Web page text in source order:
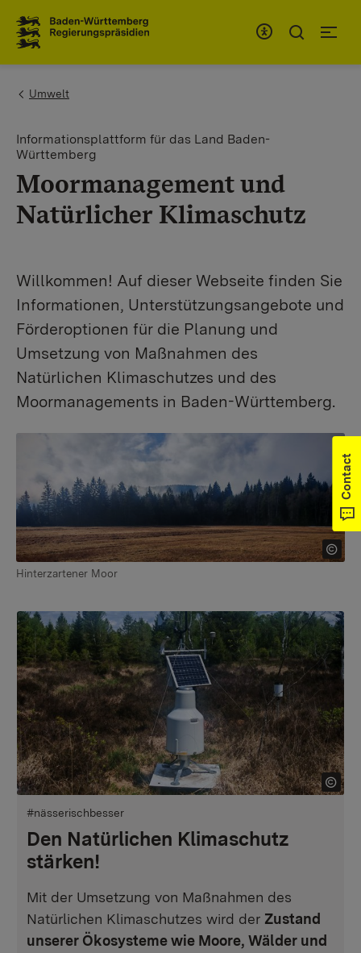
You are here:
Umwelt
Informationsplattform für das Land Baden-
Württemberg
Moormanagement und
Natürlicher Klimaschutz
Willkommen! Auf dieser Webseite finden Sie
Informationen, Unterstützungsangebote und
Förderoptionen für die Planung und
Umsetzung von Maßnahmen des
Natürlichen Klimaschutzes und des
Moormanagements in Baden-Württemberg.
Hinterzartener Moor
Den Natürlichen Klimaschutz
stärken!
#nässerischbesser
Mit der Umsetzung von Maßnahmen des
Natürlichen Klimaschutzes wird der Zustand
unserer Ökosysteme wie Moore, Wälder und
Contact